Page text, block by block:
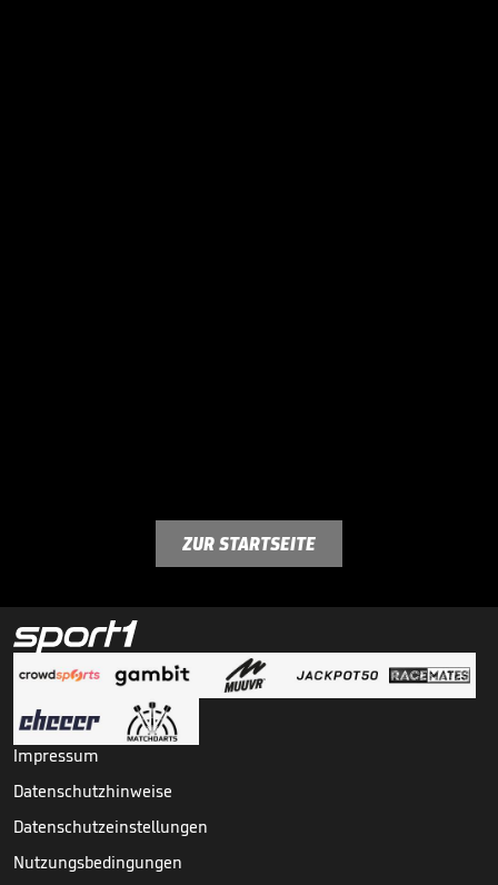
ZUR STARTSEITE
Impressum
Datenschutzhinweise
Datenschutzeinstellungen
Nutzungsbedingungen